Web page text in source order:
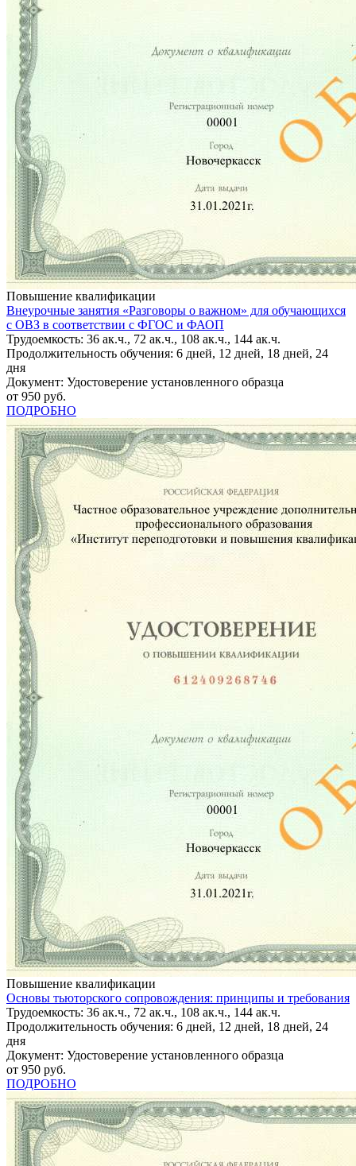
Повышение квалификации
Внеурочные занятия «Разговоры о важном» для обучающихся
с ОВЗ в соответствии с ФГОС и ФАОП
Трудоемкость: 36 ак.ч., 72 ак.ч., 108 ак.ч., 144 ак.ч.
Продолжительность обучения: 6 дней, 12 дней, 18 дней, 24
дня
Документ: Удостоверение установленного образца
от 950 руб.
ПОДРОБНО
Повышение квалификации
Основы тьюторского сопровождения: принципы и требования
Трудоемкость: 36 ак.ч., 72 ак.ч., 108 ак.ч., 144 ак.ч.
Продолжительность обучения: 6 дней, 12 дней, 18 дней, 24
дня
Документ: Удостоверение установленного образца
от 950 руб.
ПОДРОБНО